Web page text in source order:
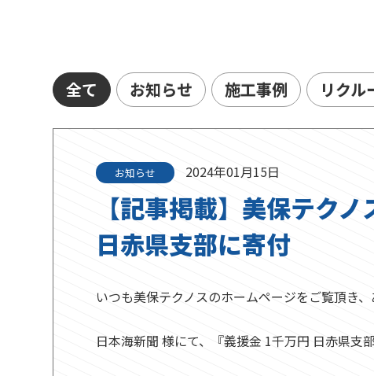
全て お知らせ 施工事例 リクル
お知らせ 2024年01月15日
【記事掲載】美保テク
日赤県支部に寄付
いつも美保テクノスのホームページをご覧頂き、
日本海新聞 様にて、『義援金 1千万円 日赤県支